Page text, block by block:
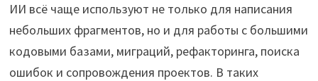
ИИ всё чаще используют не только для написания
небольших фрагментов, но и для работы с большими
кодовыми базами, миграций, рефакторинга, поиска
ошибок и сопровождения проектов. В таких